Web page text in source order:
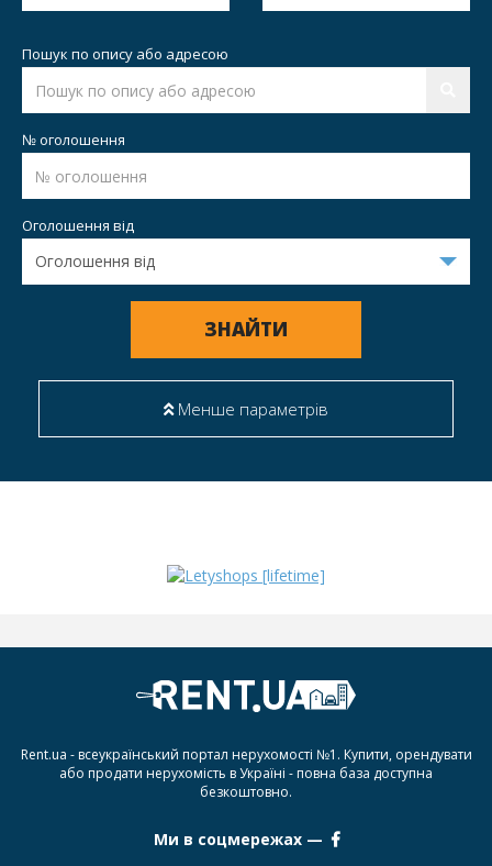
Пошук по опису або адресою
№ оголошення
Оголошення від
ЗНАЙТИ
Менше параметрів
Rent.ua - всеукраїнський портал нерухомості №1. Купити, орендувати
або продати нерухомість в Україні - повна база доступна
безкоштовно.
Ми в соцмережах —